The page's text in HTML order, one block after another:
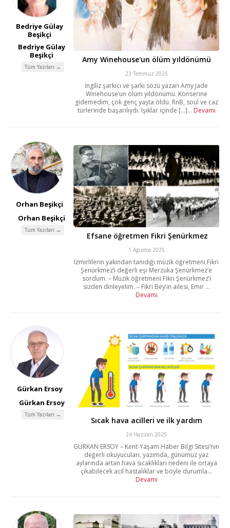
Bedriye Gülay
Beşikçi
Bedriye Gülay
Beşikçi
Tüm Yazıları →
Amy Winehouse'un ölüm yıldönümü
23 Temmuz 2025
İngiliz şarkıcı ve şarkı sözü yazarı Amy Jade
Winehouse’un ölüm yıldönümü. Konserine
gidemedim, çok genç yaşta öldü. RnB, soul ve caz
türlerinde başarılıydı. Işıklar içinde [...]... Devamı
Orhan Beşikçi
Orhan Beşikçi
Tüm Yazıları →
Efsane öğretmen Fikri Şenürkmez
1 Ağustos 2025
İzmirlilerin yakından tanıdığı müzik öğretmeni Fikri
Şenürkmez’i değerli eşi Merzuka Şenürkmez’e
sordum. – Müzik öğretmeni Fikri Şenürkmez’i
sizden dinleyelim. – Fikri Bey’in ailesi, Emir ...
Devamı
Gürkan Ersoy
Gürkan Ersoy
Tüm Yazıları →
Sıcak hava acilleri ve ilk yardım
24 Haziran 2025
GÜRKAN ERSOY – Kent-Yaşam Haber Bilgi Sitesi’nin
değerli okuyucuları, yazımda, günümüz yaz
aylarında artan hava sıcaklıkları nedeni ile ortaya
çıkabilecek acil hastalıklar ve böyle durumla...
Devamı